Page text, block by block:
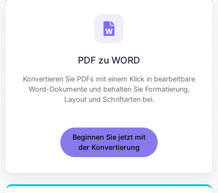
PDF zu WORD
Konvertieren Sie PDFs mit einem Klick in bearbeitbare
Word-Dokumente und behalten Sie Formatierung,
Layout und Schriftarten bei.
Beginnen Sie jetzt mit
der Konvertierung